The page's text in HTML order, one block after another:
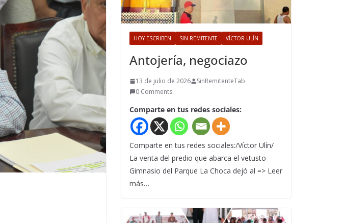
HOY ESCRIBEN SIN REMITENTE VÍCTOR ULÍN
Antojería, negociazo
13 de julio de 2026
SinRemitenteTab
0 Comments
Comparte en tus redes sociales:
Comparte en tus redes sociales:/Víctor Ulín/
La venta del predio que abarca el vetusto
Gimnasio del Parque La Choca dejó al => Leer
más…